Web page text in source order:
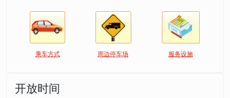
乘车方式 周边停车场 服务设施
开放时间